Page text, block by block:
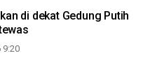
di dekat Gedung Putih
9:20